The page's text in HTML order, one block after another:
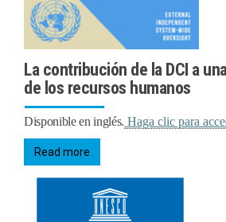
La contribución de la DCI a
de los recursos humanos
Disponible en inglés. Haga clic para
Read more